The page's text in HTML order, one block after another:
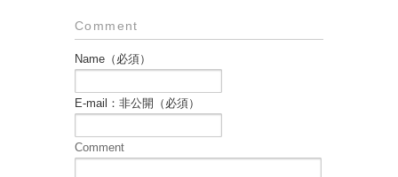
Comment
Name（必須）
E-mail：非公開（必須）
Comment